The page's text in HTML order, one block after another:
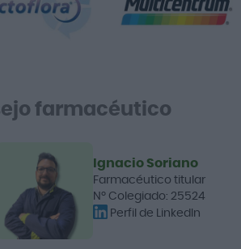
farmacéutico
Ignacio Soriano
Farmacéutico titular
Nº Colegiado: 25524
Perfil de LinkedIn